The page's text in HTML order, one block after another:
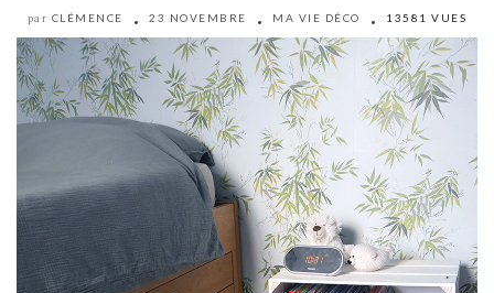
par CLÉMENCE 23 NOVEMBRE MA VIE DÉCO 13581 VUES